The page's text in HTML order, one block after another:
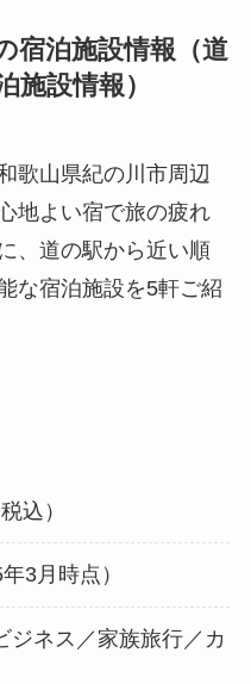
宿泊施設情報（道
施設情報）
歌山県紀の川市周辺
地よい宿で旅の疲れ
、道の駅から近い順
な宿泊施設を5軒ご紹
込）
3月時点）
ジネス／家族旅行／カ